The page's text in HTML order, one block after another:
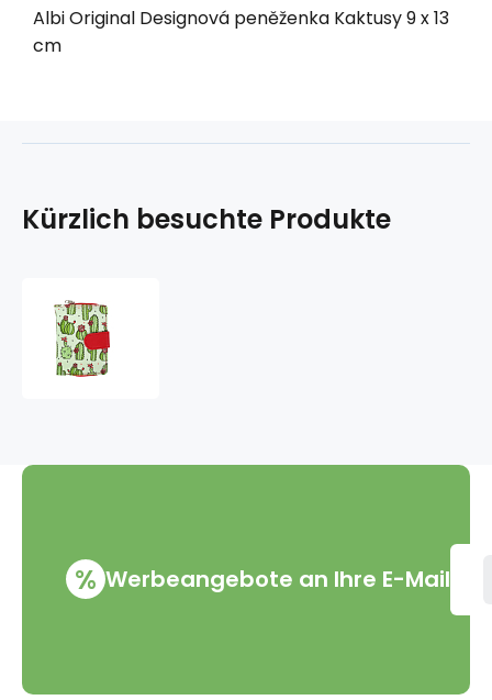
Albi Original Designová peněženka Kaktusy 9 x 13
cm
Kürzlich besuchte Produkte
13
% Werbeangebote an Ihre E-Mail